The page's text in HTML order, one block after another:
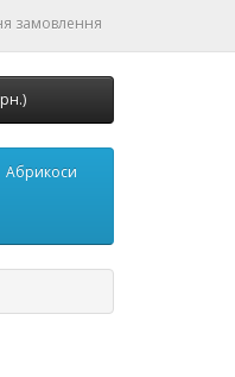
замовлення
Абрикоси